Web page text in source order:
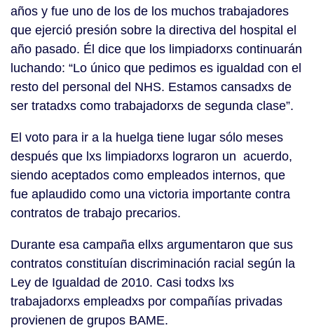
años y fue uno de los de los muchos trabajadores
que ejerció presión sobre la directiva del hospital el
año pasado. Él dice que los limpiadorxs continuarán
luchando: “Lo único que pedimos es igualdad con el
resto del personal del NHS. Estamos cansadxs de
ser tratadxs como trabajadorxs de segunda clase”.
El voto para ir a la huelga tiene lugar sólo meses
después que lxs limpiadorxs lograron un acuerdo,
siendo aceptados como empleados internos, que
fue aplaudido como una victoria importante contra
contratos de trabajo precarios.
Durante esa campaña ellxs argumentaron que sus
contratos constituían discriminación racial según la
Ley de Igualdad de 2010. Casi todxs lxs
trabajadorxs empleadxs por compañías privadas
provienen de grupos BAME.